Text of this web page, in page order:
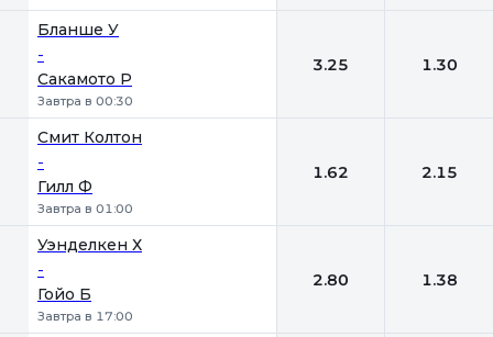
Бланше У
-
Сакамото Р
Завтра в 00:30
3.25 1.30
Смит Колтон
-
Гилл Ф
Завтра в 01:00
1.62 2.15
Уэнделкен Х
-
Гойо Б
Завтра в 17:00
2.80 1.38